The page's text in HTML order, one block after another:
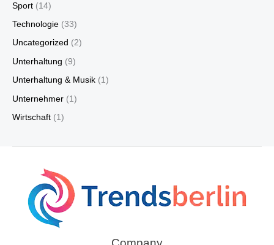
Sport (14)
Technologie (33)
Uncategorized (2)
Unterhaltung (9)
Unterhaltung & Musik (1)
Unternehmer (1)
Wirtschaft (1)